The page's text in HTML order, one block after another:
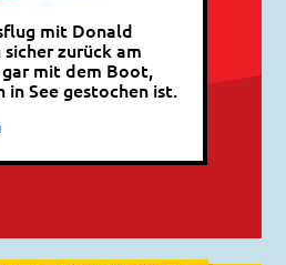
mit Donald
zurück am
mit dem Boot,
in See gestochen ist.